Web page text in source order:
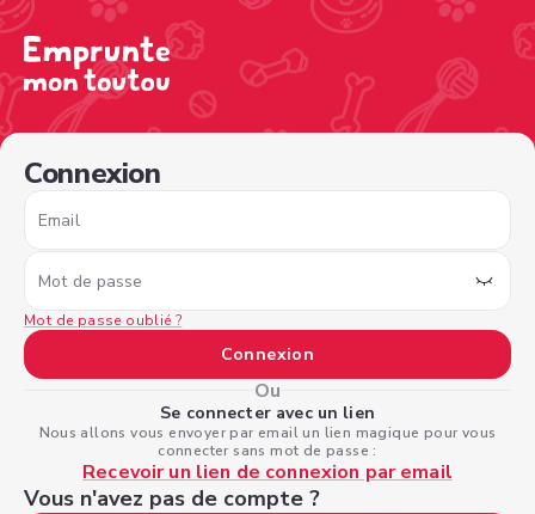
Connexion
Email
Mot de passe
Mot de passe oublié ?
Connexion
Ou
Se connecter avec un lien
Nous allons vous envoyer par email un lien magique pour vous
connecter sans mot de passe :
Recevoir un lien de connexion par email
Vous n'avez pas de compte ?
/sign-in?nextPage=%2Fview-profile%2F4da56838-ad54-